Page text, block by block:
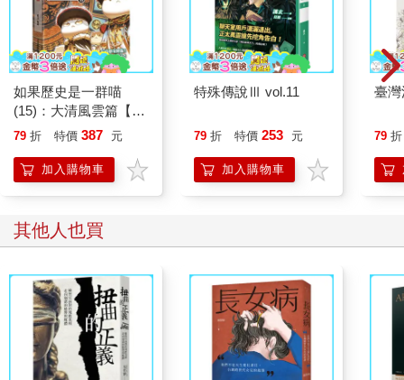
如果歷史是一群喵
(15)：大清風雲篇【萌
貓漫畫學歷史】
79 折 特價 387 元
加入購物車
特殊傳說Ⅲ vol.11
79 折 特價 253 元
加入購物車
臺
79 折
其他人也買